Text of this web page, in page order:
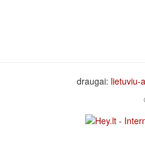
draugai: lietuviu-